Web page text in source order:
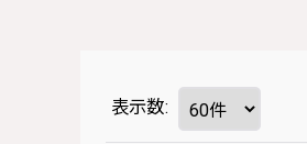
表示数: